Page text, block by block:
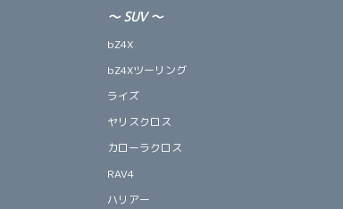
～ SUV～
bZ4X
bZ4Xツーリング
ライズ
ヤリスクロス
カローラクロス
RAV4
ハリアー